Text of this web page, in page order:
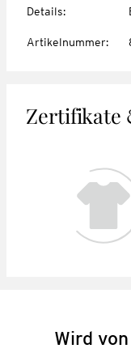
Details:
Artikelnummer:
Zertifikate
Wird